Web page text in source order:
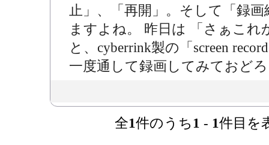
止」、「再開」。そして「録
ますよね。 昨日は 「さぁこ
と、cyberrink製の「screen
一度通して録画してみておど
全1件のうち1 - 1件目を